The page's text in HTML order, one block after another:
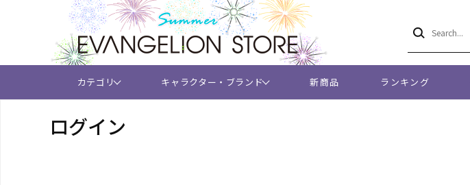
カテゴリ キャラクター・ブランド 新商品 ランキング
ログイン